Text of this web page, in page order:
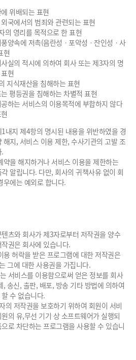
위배되는 표현
국에서의 범죄와 관련되는 표현
의 영리를 목적으로 한 표현
양속에 저촉(음란성ㆍ포악성ㆍ잔인성ㆍ사
현
실의 적시에 의하여 회사 또는 제3자의 명
현
지식재산을 침해하는 표현
평등권을 침해하는 차별적 표현
하는 서비스의 이용목적에 부합하지 않다
내지 제4항의 명시된 내용을 위반하였을 경
해지, 서비스 이용 제한, 수사기관의 고발 조
.
약을 해지하거나 서비스 이용을 제한하는
알립니다. 다만, 회사의 귀책사유 없이 회
우에는 예외로 합니다.
츠와 회사가 제3자로부터 저작권을 양수
권은 회사에 있습니다.
용 허락을 받은 프로그램에 대한 저작권은
그에 대한 사용권을 가집니다.
서비스를 이용함으로써 얻은 정보를 회사
, 송신, 출판, 배포, 방송 기타 방법에 의하여
수 없습니다.
의 저작권을 보호하기 위하여 회원이 서비
의 유,무선 기기 상 소프트웨어가 실행되
로 차단하는 프로그램을 사용할 수 있습니